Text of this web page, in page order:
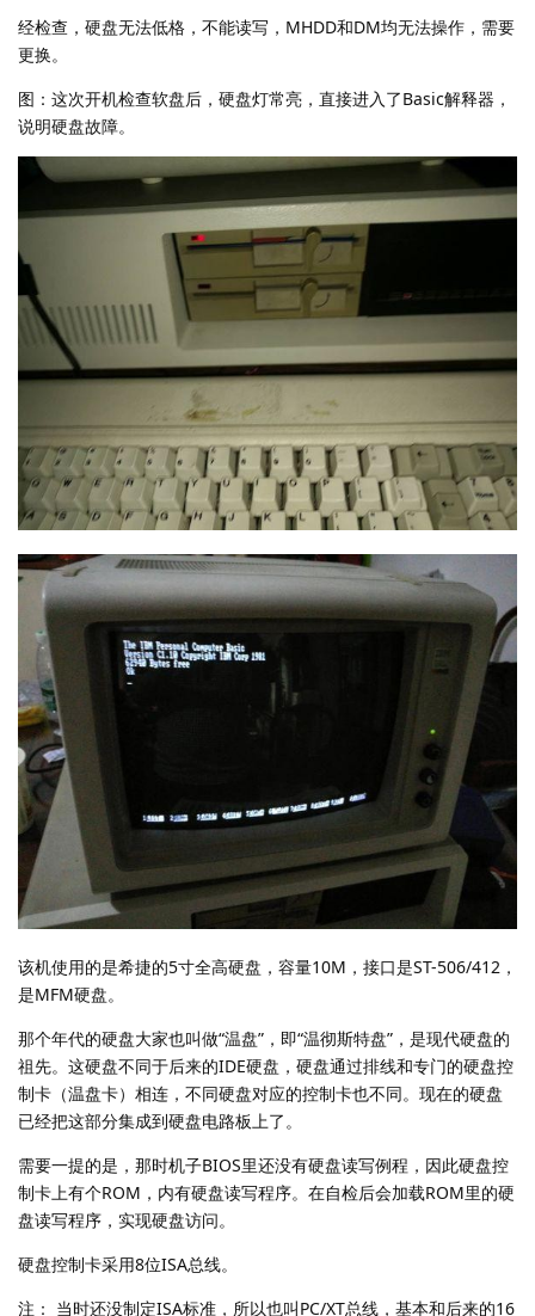
经检查，硬盘无法低格，不能读写，MHDD和DM均无法操作，需要
更换。
图：这次开机检查软盘后，硬盘灯常亮，直接进入了Basic解释器，
说明硬盘故障。
该机使用的是希捷的5寸全高硬盘，容量10M，接口是ST-506/412，
是MFM硬盘。
那个年代的硬盘大家也叫做“温盘”，即“温彻斯特盘”，是现代硬盘的
祖先。这硬盘不同于后来的IDE硬盘，硬盘通过排线和专门的硬盘控
制卡（温盘卡）相连，不同硬盘对应的控制卡也不同。现在的硬盘
已经把这部分集成到硬盘电路板上了。
需要一提的是，那时机子BIOS里还没有硬盘读写例程，因此硬盘控
制卡上有个ROM，内有硬盘读写程序。在自检后会加载ROM里的硬
盘读写程序，实现硬盘访问。
硬盘控制卡采用8位ISA总线。
注： 当时还没制定ISA标准，所以也叫PC/XT总线，基本和后来的16